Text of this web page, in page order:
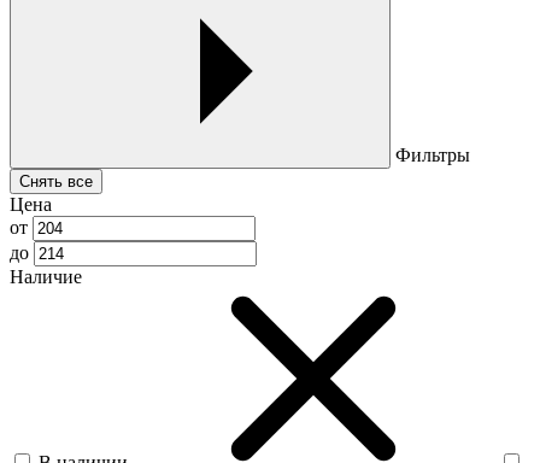
Фильтры
Снять все
Цена
от
до
Наличие